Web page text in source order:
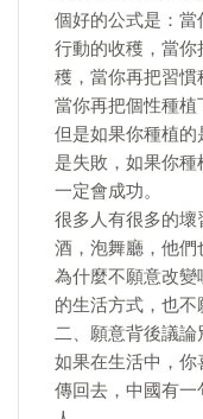
個好的公式是：
行動的收穫，當
穫，當你再把習慣
當你再把個性種植
但是如果你種植
是失敗，如果你
一定會成功。
很多人有很多的
酒，泡舞廳，他
為什麼不願意改
的生活方式，也不
二、願意背後議論
如果在生活中，
傳回去，中國有